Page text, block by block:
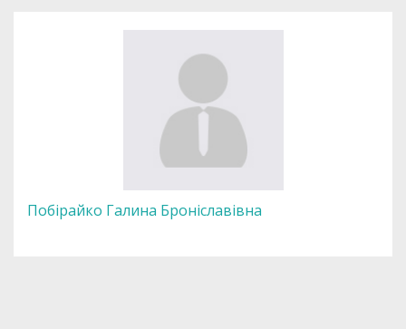
Побірайко Галина Броніславівна